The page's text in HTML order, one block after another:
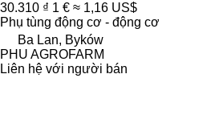
30.310 ₫ 1 € ≈ 1,16 US$
Phụ tùng động cơ - động cơ
Ba Lan, Byków
PHU AGROFARM
Liên hệ với người bán